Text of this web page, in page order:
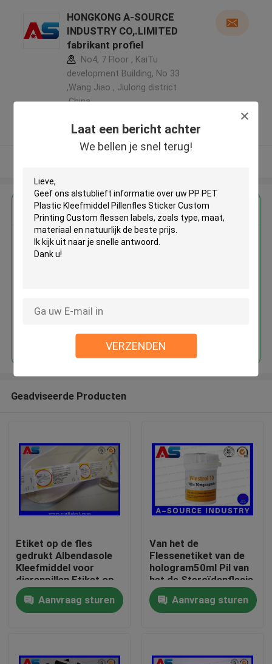
Laat een bericht achter
We bellen je snel terug!
VERZENDEN
Huis
Ongeveer ons
HONGKONG A-SOURCE
INDUSTRY CO,.LIMITED
fabrikant profiel
No4, 7 Floor , KaiTu
development Building, No 33
,Wang Jiao , Jiulong district
,China
Geverifieerde Leverancier
Krijg de beste prijs voor
PP PET Plastic Kleefmiddel
Doorgaan
Geadviseerde Producten
Etiket op de fles
gedrukt Albendasole
Kleefmiddel voor
dierenpillen Etiket op
de fles voor schapen
en geitenAanvraag sturen
Van het de
Flessenetiket van de
hologram50ml Pil van
het de Steroïdenflesje
van Sarms Mondeling
de
Stickeretiket/
Aanvraag sturen